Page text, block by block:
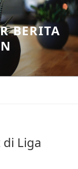
BERITA
Liga